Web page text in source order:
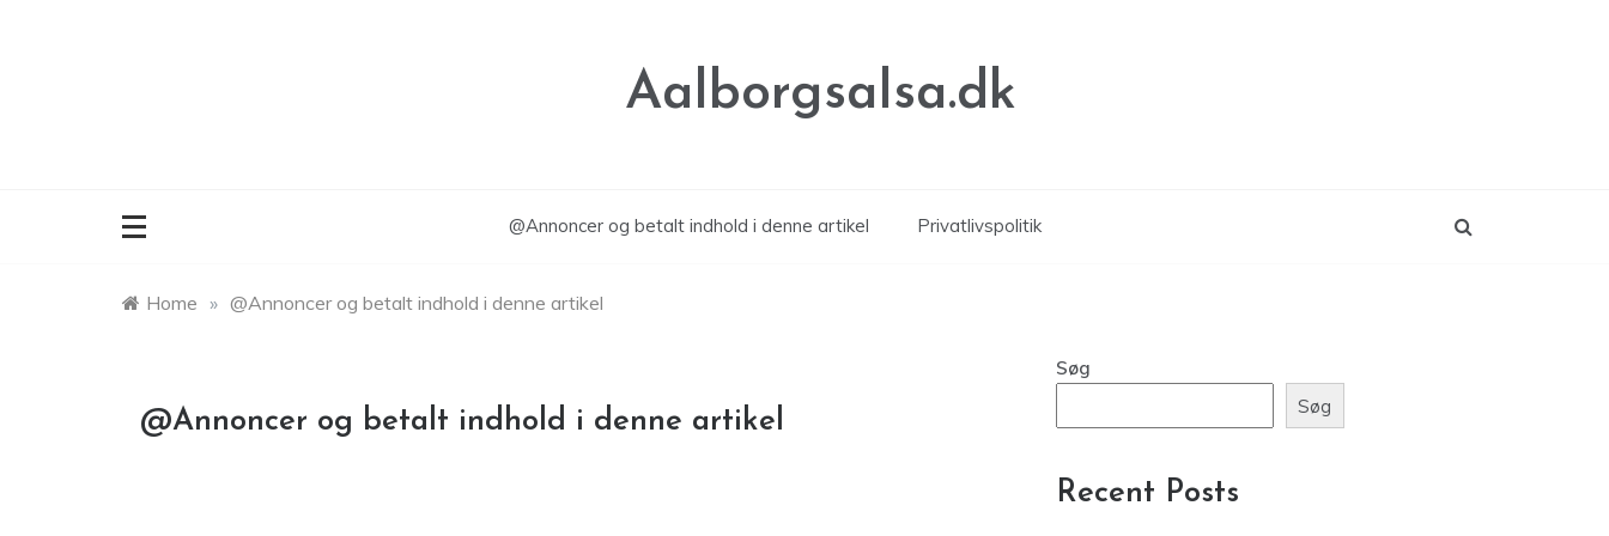
Aalborgsalsa.dk
@Annoncer og betalt indhold i denne artikel Privatlivspolitik
Home » @Annoncer og betalt indhold i denne artikel
@Annoncer og betalt indhold i denne artikel
Søg
Søg
Recent Posts